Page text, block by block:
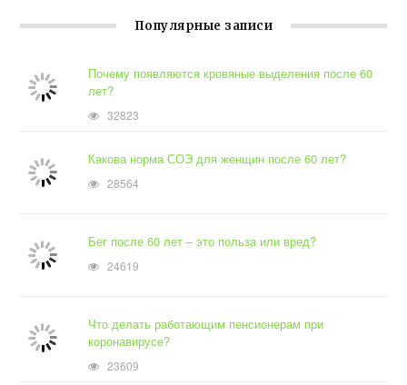
Популярные записи
Почему появляются кровяные выделения после 60
лет?
32823
Какова норма СОЭ для женщин после 60 лет?
28564
Бег после 60 лет – это польза или вред?
24619
Что делать работающим пенсионерам при
коронавирусе?
23609